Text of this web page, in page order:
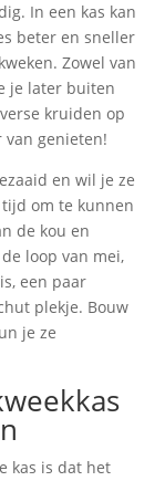
In een kas kan
beter en sneller
Zowel van
je later buiten
kruiden op
van genieten!
en wil je ze
om te kunnen
de kou en
loop van mei,
een paar
plekje. Bouw
je ze
kas is dat het